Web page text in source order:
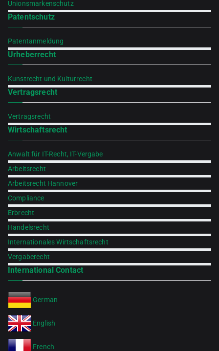
Unionsmarkenschutz
Patentschutz
Patentanmeldung
Urheberrecht
Kunstrecht und Kulturrecht
Vertragsrecht
Vertragsrecht
Wirtschaftsrecht
Anwalt für IT-Recht, IT-Vergabe
Arbeitsrecht
Arbeitsrecht Hannover
Compliance
Erbrecht
Handelsrecht
Internationales Wirtschaftsrecht
Vergaberecht
International Contact
German
English
French